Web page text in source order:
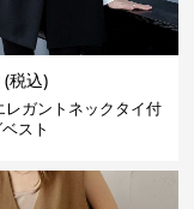
(税込)
レガントネックタイ付
スト